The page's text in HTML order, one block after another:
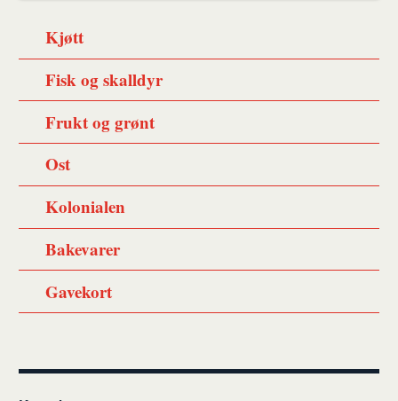
Kjøtt
Fisk og skalldyr
Frukt og grønt
Ost
Kolonialen
Bakevarer
Gavekort